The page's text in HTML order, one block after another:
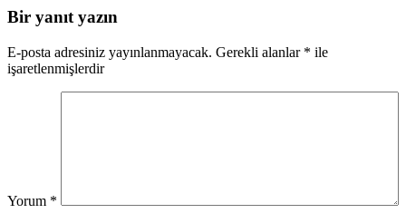
Bir yanıt yazın
E-posta adresiniz yayınlanmayacak. Gerekli alanlar * ile
işaretlenmişlerdir
Yorum *